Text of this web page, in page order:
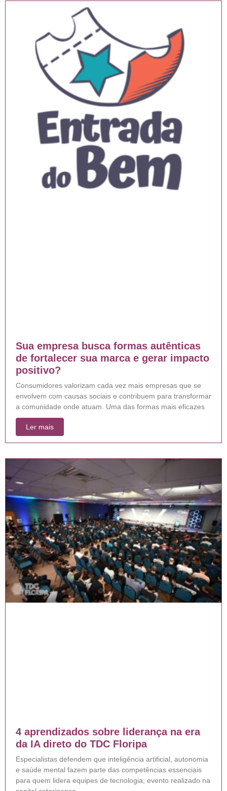
Sua empresa busca formas autênticas
de fortalecer sua marca e gerar impacto
positivo?
Consumidores valorizam cada vez mais empresas que se
envolvem com causas sociais e contribuem para transformar
a comunidade onde atuam. Uma das formas mais eficazes
Ler mais
4 aprendizados sobre liderança na era
da IA direto do TDC Floripa
Especialistas defendem que inteligência artificial, autonomia
e saúde mental fazem parte das competências essenciais
para quem lidera equipes de tecnologia; evento realizado na